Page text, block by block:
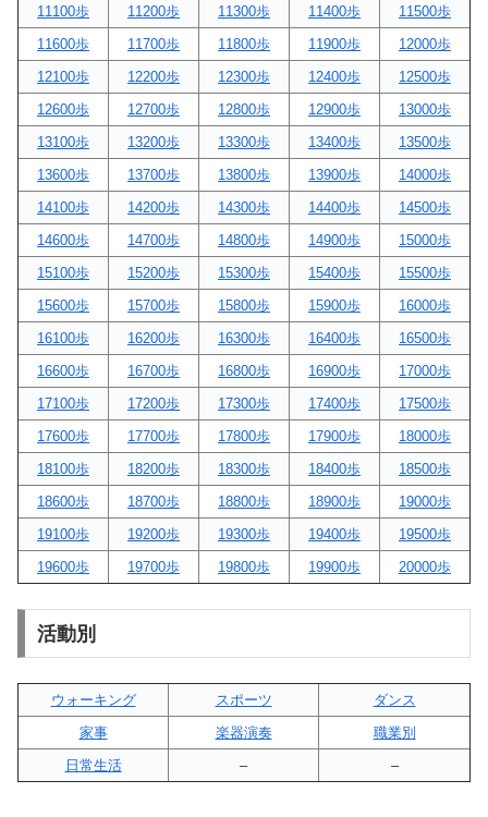
11100歩 11200歩 11300歩 11400歩
11500歩
11600歩
11700歩 11800歩 11900歩
12000歩
12100歩
12200歩 12300歩 12400歩
12500歩
12600歩
12700歩 12800歩 12900歩
13000歩
13100歩
13200歩 13300歩 13400歩
13500歩
13600歩
13700歩 13800歩 13900歩
14000歩
14100歩
14200歩 14300歩 14400歩
14500歩
14600歩
14700歩 14800歩 14900歩
15000歩
15100歩
15200歩 15300歩 15400歩
15500歩
15600歩
15700歩 15800歩 15900歩
16000歩
16100歩
16200歩 16300歩 16400歩
16500歩
16600歩
16700歩 16800歩 16900歩
17000歩
17100歩
17200歩 17300歩 17400歩
17500歩
17600歩
17700歩 17800歩 17900歩
18000歩
18100歩
18200歩 18300歩 18400歩
18500歩
18600歩
18700歩 18800歩 18900歩
19000歩
19100歩
19200歩 19300歩 19400歩
19500歩
19600歩
19700歩 19800歩 19900歩 20000歩
活動別
ウォーキング スポーツ
ダンス
家事
楽器演奏
職業別
日常生活
– –